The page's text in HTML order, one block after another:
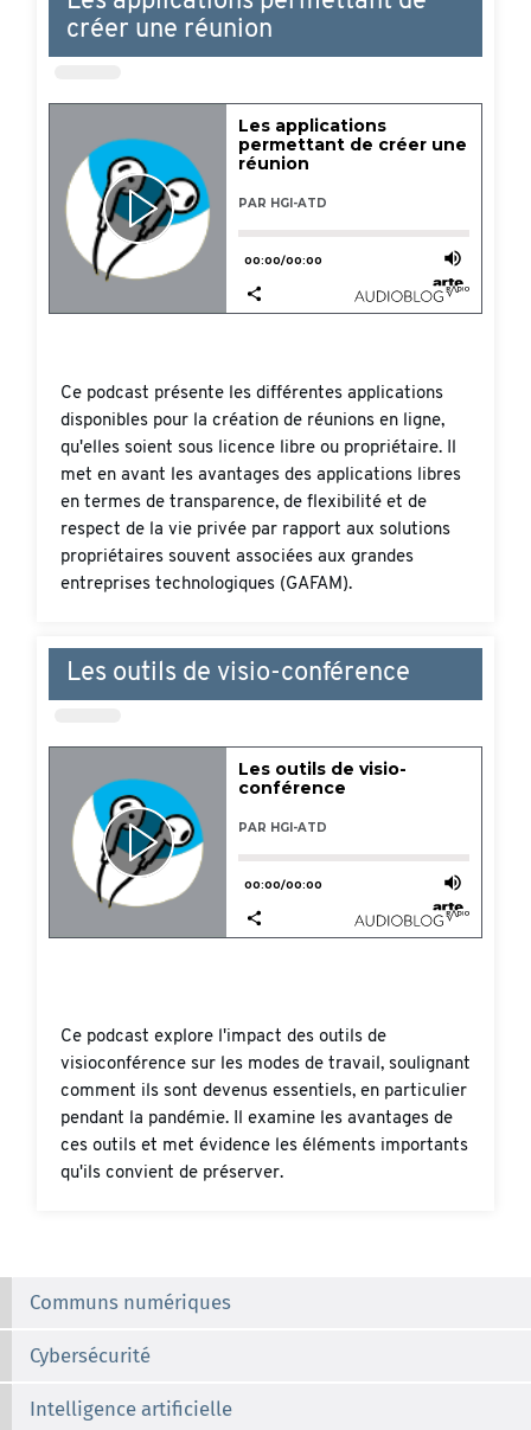
créer une réunion
Ce podcast présente les différentes applications
disponibles pour la création de réunions en ligne,
qu'elles soient sous licence libre ou propriétaire. Il
met en avant les avantages des applications libres
en termes de transparence, de flexibilité et de
respect de la vie privée par rapport aux solutions
propriétaires souvent associées aux grandes
entreprises technologiques (GAFAM).
Les outils de visio-conférence
Ce podcast explore l'impact des outils de
visioconférence sur les modes de travail, soulignant
comment ils sont devenus essentiels, en particulier
pendant la pandémie. Il examine les avantages de
ces outils et met évidence les éléments importants
qu'ils convient de préserver.
Communs numériques
Cybersécurité
Intelligence artificielle